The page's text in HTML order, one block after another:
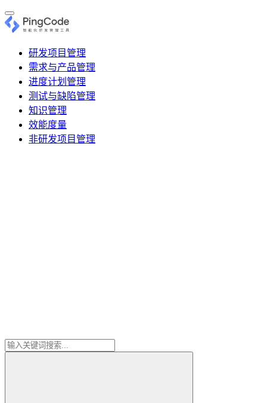
研发项目管理
需求与产品管理
进度计划管理
测试与缺陷管理
知识管理
效能度量
非研发项目管理